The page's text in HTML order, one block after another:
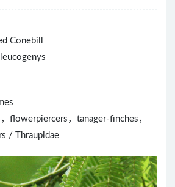
Conebill
flowerpiercers，tanager-finches，
/ Thraupidae